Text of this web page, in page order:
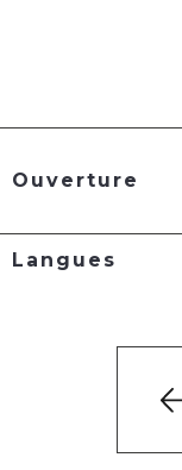
Ouverture
Langues